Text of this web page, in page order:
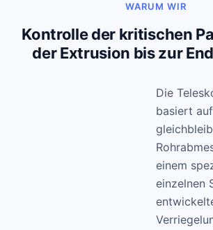
WARUM WIR
Kontrolle der kritischen
der Extrusion bis zur
Die
basiert auf
einem
einzelnen